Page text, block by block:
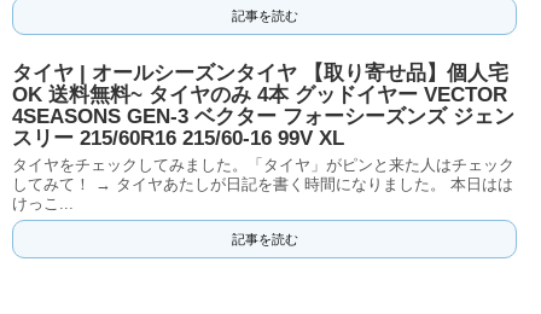
記事を読む
タイヤ | オールシーズンタイヤ 【取り寄せ品】個人宅
OK 送料無料~ タイヤのみ 4本 グッドイヤー VECTOR
4SEASONS GEN-3 ベクター フォーシーズンズ ジェン
スリー 215/60R16 215/60-16 99V XL
タイヤをチェックしてみました。「タイヤ」がピンと来た人はチェック
してみて！ → タイヤあたしが日記を書く時間になりました。 本日はは
けっこ...
記事を読む